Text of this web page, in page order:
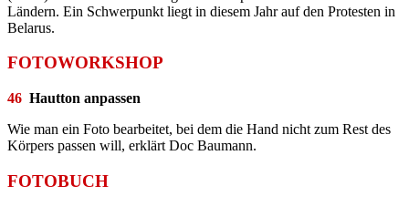
Ländern. Ein Schwerpunkt liegt in diesem Jahr auf den Protesten in
Belarus.
FOTOWORKSHOP
46 Hautton anpassen
Wie man ein Foto bearbeitet, bei dem die Hand nicht zum Rest des
Körpers passen will, erklärt Doc Baumann.
FOTOBUCH